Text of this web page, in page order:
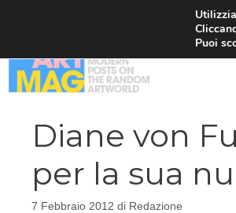
Diane von
per la sua
7 Febbraio 2012 di Redazione
Puoi